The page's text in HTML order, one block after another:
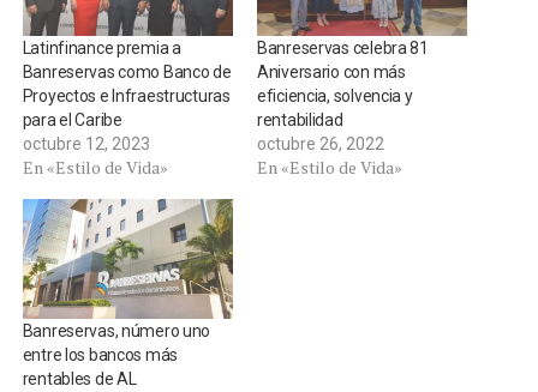
Latinfinance premia a
Banreservas como Banco de
Proyectos e Infraestructuras
para el Caribe
octubre 12, 2023
En «Estilo de Vida»
Banreservas celebra 81
Aniversario con más
eficiencia, solvencia y
rentabilidad
octubre 26, 2022
En «Estilo de Vida»
Banreservas, número uno
entre los bancos más
rentables de AL